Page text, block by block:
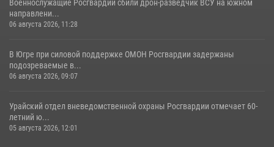
Военнослужащие Росгвардии сбили дрон-разведчик ВСУ на южном
направлени...
06 августа 2026, 11:28
В Югре при силовой поддержке ОМОН Росгвардии задержаны
подозреваемые в...
06 августа 2026, 09:07
Урайский отдел вневедомственной охраны Росгвардии отмечает 60-
летний ю...
05 августа 2026, 12:01